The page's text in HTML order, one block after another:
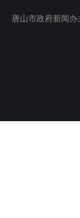
唐山市政府新闻